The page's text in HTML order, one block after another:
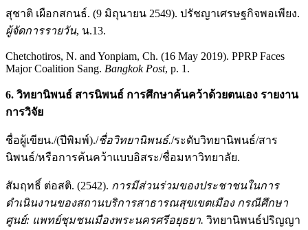
สุชาติ เผือกสกนธ์. (9 มิถุนายน 2549). ปรัชญาเศรษฐกิจพอเพียง.
ผู้จัดการรายวัน, น.13.
Chetchotiros, N. and Yonpiam, Ch. (16 May 2019). PPRP Faces
Major Coalition Sang. Bangkok Post, p. 1.
6. วิทยานิพนธ์ สารนิพนธ์ การศึกษาค้นคว้าด้วยตนเอง รายงาน
การวิจัย
ชื่อผู้เขียน./(ปีพิมพ์)./ชื่อวิทยานิพนธ์./ระดับวิทยานิพนธ์/สาร
นิพนธ์/หรือการค้นคว้าแบบอิสระ/ชื่อมหาวิทยาลัย.
สัมฤทธิ์ ต่อสติ. (2542). การมีส่วนร่วมของประชาชนในการ
ดำเนินงานของสถานบริการสาธารณสุขเขตเมือง กรณีศึกษา
ศูนย์: แพทย์ชุมชนเมืองพระนครศรีอยุธยา. วิทยานิพนธ์ปริญญา